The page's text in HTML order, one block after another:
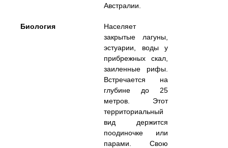
Австралии.
Биология
Населяет
закрытые лагуны,
эстуарии, воды у
прибрежных скал,
заиленные рифы.
Встречается на
глубине до 25
метров. Этот
территориальный
вид держится
поодиночке или
парами. Свою